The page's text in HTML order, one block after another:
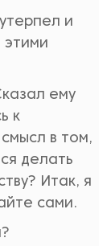
и
этими
ему
к
в том,
делать
Итак, я
сами.